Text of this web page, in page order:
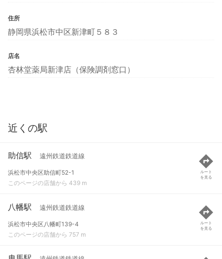
住所
静岡県浜松市中区新津町５８３
店名
杏林堂薬局新津店（保険調剤窓口）
近くの駅
助信駅 遠州鉄道鉄道線
浜松市中央区助信町52-1
このページの店舗から 439 m
ルート
を見る
八幡駅 遠州鉄道鉄道線
浜松市中央区八幡町139-4
このページの店舗から 757 m
ルート
を見る